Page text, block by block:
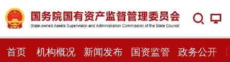
首页 机构概况 新闻发布 国资监管 政务公开